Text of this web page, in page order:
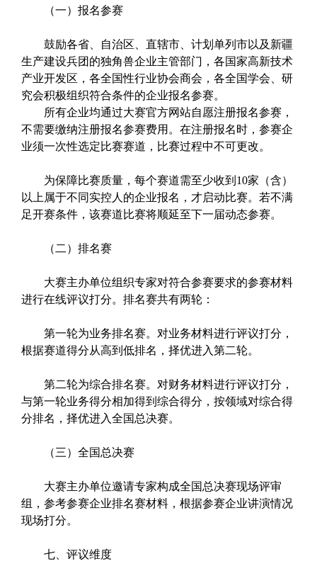
（一）报名参赛
鼓励各省、自治区、直辖市、计划单列市以及新疆
生产建设兵团的独角兽企业主管部门，各国家高新技术
产业开发区，各全国性行业协会商会，各全国学会、研
究会积极组织符合条件的企业报名参赛。
所有企业均通过大赛官方网站自愿注册报名参赛，
不需要缴纳注册报名参赛费用。在注册报名时，参赛企
业须一次性选定比赛赛道，比赛过程中不可更改。
为保障比赛质量，每个赛道需至少收到10家（含）
以上属于不同实控人的企业报名，才启动比赛。若不满
足开赛条件，该赛道比赛将顺延至下一届动态参赛。
（二）排名赛
大赛主办单位组织专家对符合参赛要求的参赛材料
进行在线评议打分。排名赛共有两轮：
第一轮为业务排名赛。对业务材料进行评议打分，
根据赛道得分从高到低排名，择优进入第二轮。
第二轮为综合排名赛。对财务材料进行评议打分，
与第一轮业务得分相加得到综合得分，按领域对综合得
分排名，择优进入全国总决赛。
（三）全国总决赛
大赛主办单位邀请专家构成全国总决赛现场评审
组，参考参赛企业排名赛材料，根据参赛企业讲演情况
现场打分。
七、评议维度